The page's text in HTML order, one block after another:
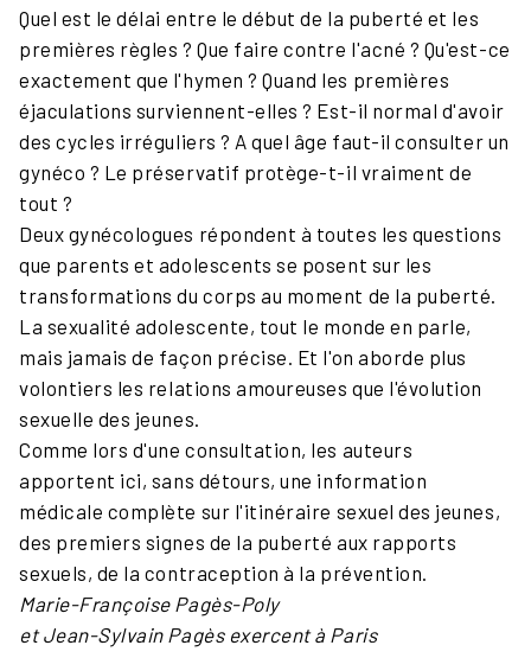
Quel est le délai entre le début de la puberté et les
premières règles ? Que faire contre l'acné ? Qu'est-ce
exactement que l'hymen ? Quand les premières
éjaculations surviennent-elles ? Est-il normal d'avoir
des cycles irréguliers ? A quel âge faut-il consulter un
gynéco ? Le préservatif protège-t-il vraiment de
tout ?
Deux gynécologues répondent à toutes les questions
que parents et adolescents se posent sur les
transformations du corps au moment de la puberté.
La sexualité adolescente, tout le monde en parle,
mais jamais de façon précise. Et l'on aborde plus
volontiers les relations amoureuses que l'évolution
sexuelle des jeunes.
Comme lors d'une consultation, les auteurs
apportent ici, sans détours, une information
médicale complète sur l'itinéraire sexuel des jeunes,
des premiers signes de la puberté aux rapports
sexuels, de la contraception à la prévention.
Marie-Françoise Pagès-Poly
et Jean-Sylvain Pagès exercent à Paris